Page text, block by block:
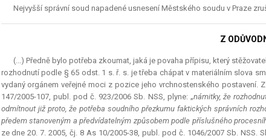
Nejvyšší správní soud napadené usnesení Městského soudu v Praze
Z
(...) Předně bylo potřeba zkoumat, jaká je povaha přípisu, který
rozhodnutí podle § 65 odst. 1 s. ř. s. je třeba chápat v materiálním slova
vydaný orgánem veřejné moci z pozice jeho vrchnostenského
147/2005-107, publ. pod č. 923/2006 Sb. NSS, plyne: „námitky, že
odmítnout již proto, že potřeba soudního přezkumu faktických správních
předem stanoveným a předvídatelným způsobem podle příslušného
ze dne 20. 7. 2005, čj. 8 As 10/2005-38, publ. pod č. 1046/2007 Sb.